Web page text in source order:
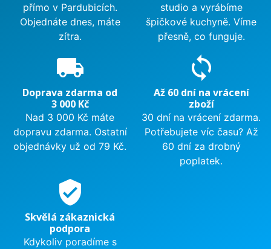
přímo v Pardubicích.
Objednáte dnes, máte
zítra.
studio a vyrábíme
špičkové kuchyně. Víme
přesně, co funguje.
local_shipping
Doprava zdarma od
3 000 Kč
Nad 3 000 Kč máte
dopravu zdarma. Ostatní
objednávky už od 79 Kč.
sync
Až 60 dní na vrácení
zboží
30 dní na vrácení zdarma.
Potřebujete víc času? Až
60 dní za drobný
poplatek.
verified_user
Skvělá zákaznická
podpora
Kdykoliv poradíme s